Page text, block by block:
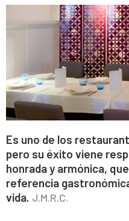
Es uno de los
pero su éxito viene
honrada y armónica,
referencia
vida. J.M.R.C.